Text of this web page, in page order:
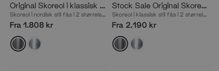
Original Skoreol i klassisk eg med 3 niveauer
Skoreol i nordisk stil fås i 2 størrelser
Fra 1.808 kr
Stock Sale Original Skoreol i klassisk eg med 4 niveauer
Skoreol i klassisk stil fås i 2 størrelser
Fra 2.190 kr